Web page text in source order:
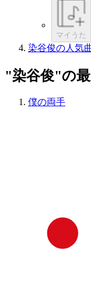
マイうた
染谷俊の人気
"染谷俊"の
僕の両手